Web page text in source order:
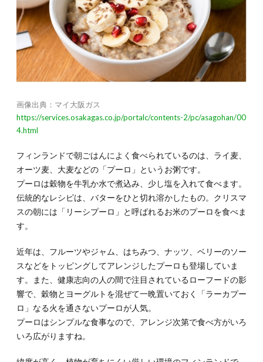
画像出典：マイ大阪ガス
https://services.osakagas.co.jp/portalc/contents-2/pc/asagohan/00
4.html
フィンランドで朝ごはんによく食べられているのは、ライ麦、
オーツ麦、大麦などの「プーロ」というお粥です。
プーロは穀物を牛乳か水で煮込み、少し塩を入れて食べます。
伝統的なレシピは、バターをひと切れ溶かしたもの。クリスマ
スの朝には「リーシプーロ」と呼ばれるお米のプーロを食べま
す。
近年は、フルーツやジャム、はちみつ、ナッツ、ベリーのソー
スなどをトッピングしてアレンジしたプーロも登場していま
す。また、健康志向の人の間で注目されているローフードの影
響で、穀物とヨーグルトを混ぜて一晩置いておく「ラーカプー
ロ」なる火を通さないプーロが人気。
プーロはシンプルな食事なので、アレンジ次第で食べ方がいろ
いろ広がりますね。